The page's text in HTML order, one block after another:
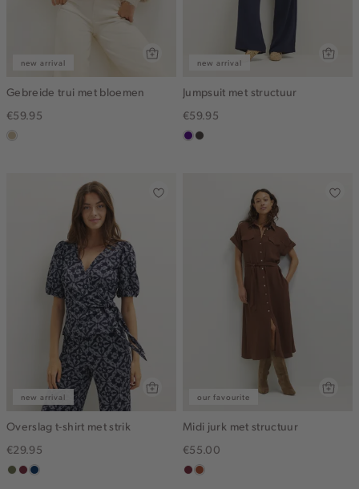
new arrival
Gebreide trui met bloemen
€59.95
lichtzand
new arrival
Jumpsuit met structuur
€59.95
indigochoco
new arrival
Overslag t-shirt met strik
€29.95
groen,
brique
donkerblauw
our favourite
Midi jurk met structuur
€55.00
bordeaux
bruin